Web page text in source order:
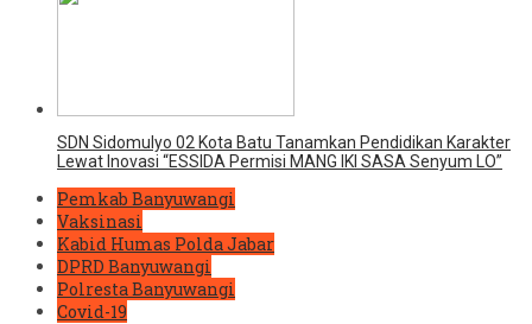
SDN Sidomulyo 02 Kota Batu Tanamkan Pendidikan Karakter
Lewat Inovasi “ESSIDA Permisi MANG IKI SASA Senyum LO”
Pemkab Banyuwangi
Vaksinasi
Kabid Humas Polda Jabar
DPRD Banyuwangi
Polresta Banyuwangi
Covid-19